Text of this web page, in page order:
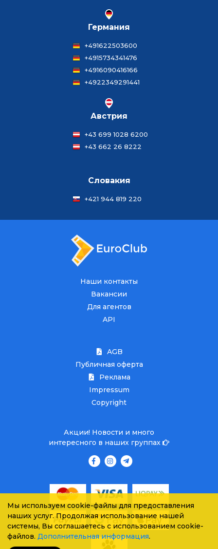
Германия
+491622503600
+4915734341476
+4916090416166
+4922349291441
Австрия
+43 699 1028 6200
+43 662 26 8222
Словакия
+421 944 819 220
Наши контакты
Вакансии
Для агентов
API
AGB
Публичная оферта
Реклама
Impressum
Copyright
Акции! Новости и много
интересного в наших группах
Мы используем cookie-файлы для предоставления
наших услуг. Продолжая использование нашей
системы, Вы соглашаетесь с использованием cookie-
файлов. Дополнительная информация.